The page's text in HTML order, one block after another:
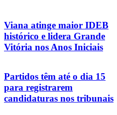
Viana atinge maior IDEB
histórico e lidera Grande
Vitória nos Anos Iniciais
Partidos têm até o dia 15
para registrarem
candidaturas nos tribunais